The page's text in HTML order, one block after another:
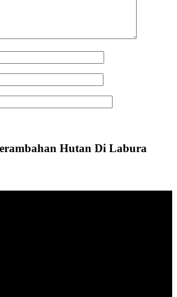
Hutan Di Labura